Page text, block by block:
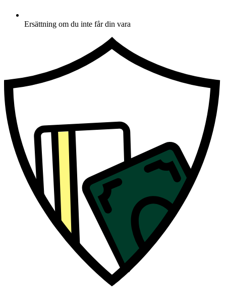
Ersättning om du inte får din vara